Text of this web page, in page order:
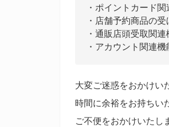
・ポイントカード
・店舗予約商品の
・通販店頭受取関
・アカウント関連
大変ご迷惑をおかけい
時間に余裕をお持ちい
ご不便をおかけいたし